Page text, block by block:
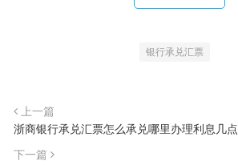
银行承兑汇票
上一篇
浙商银行承兑汇票怎么承兑哪里办理利息几点
下一篇